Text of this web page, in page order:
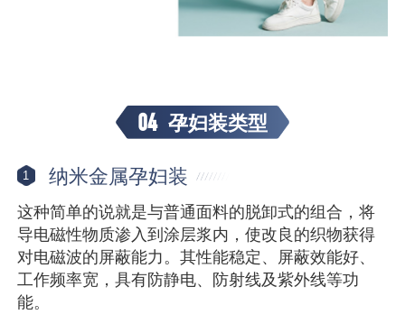
04 孕妇装类型
1 纳米金属孕妇装
这种简单的说就是与普通面料的脱卸式的组合，将
导电磁性物质渗入到涂层浆内，使改良的织物获得
对电磁波的屏蔽能力。其性能稳定、屏蔽效能好、
工作频率宽，具有防静电、防射线及紫外线等功
能。